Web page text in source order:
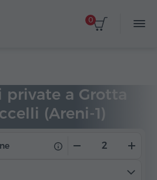
0
private a Grotta
(Areni-1)